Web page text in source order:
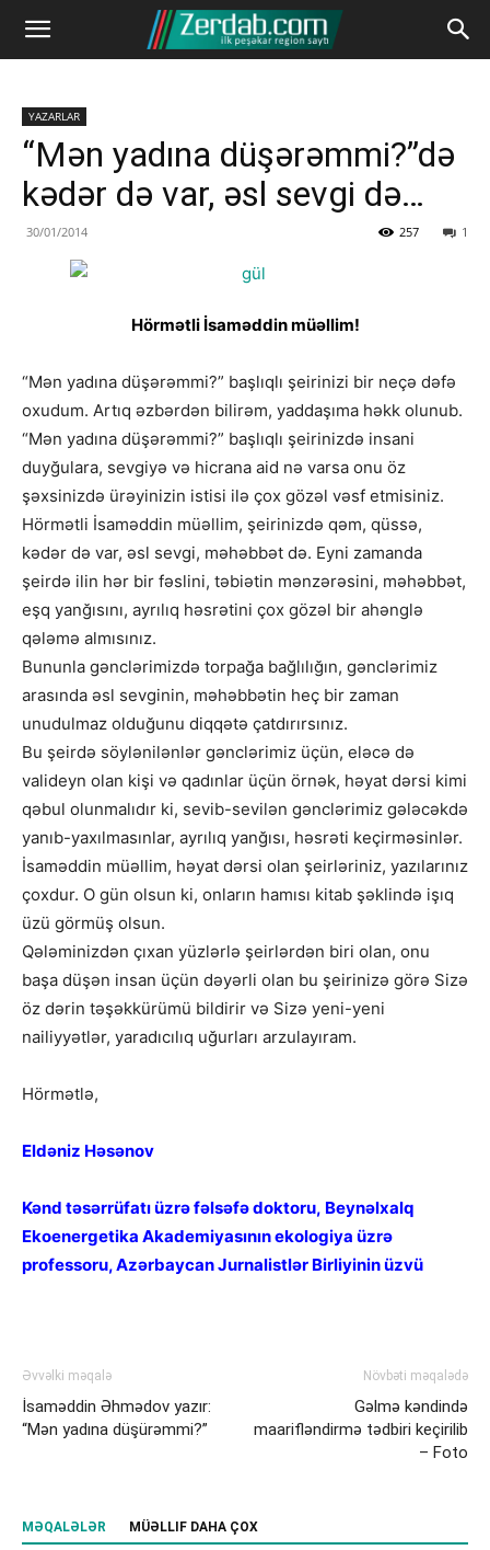
YAZARLAR
“Mən yadına düşərəmmi?”də
kədər də var, əsl sevgi də…
30/01/2014 1
257
Hörmətli İsaməddin müəllim!
“Mən yadına düşərəmmi?” başlıqlı şeirinizi bir neçə dəfə
oxudum. Artıq əzbərdən bilirəm, yaddaşıma həkk olunub.
“Mən yadına düşərəmmi?” başlıqlı şeirinizdə insani
duyğulara, sevgiyə və hicrana aid nə varsa onu öz
şəxsinizdə ürəyinizin istisi ilə çox gözəl vəsf etmisiniz.
Hörmətli İsaməddin müəllim, şeirinizdə qəm, qüssə,
kədər də var, əsl sevgi, məhəbbət də. Eyni zamanda
şeirdə ilin hər bir fəslini, təbiətin mənzərəsini, məhəbbət,
eşq yanğısını, ayrılıq həsrətini çox gözəl bir ahənglə
qələmə almısınız.
Bununla gənclərimizdə torpağa bağlılığın, gənclərimiz
arasında əsl sevginin, məhəbbətin heç bir zaman
unudulmaz olduğunu diqqətə çatdırırsınız.
Bu şeirdə söylənilənlər gənclərimiz üçün, eləcə də
valideyn olan kişi və qadınlar üçün örnək, həyat dərsi kimi
qəbul olunmalıdır ki, sevib-sevilən gənclərimiz gələcəkdə
yanıb-yaxılmasınlar, ayrılıq yanğısı, həsrəti keçirməsinlər.
İsaməddin müəllim, həyat dərsi olan şeirləriniz, yazılarınız
çoxdur. O gün olsun ki, onların hamısı kitab şəklində işıq
üzü görmüş olsun.
Qələminizdən çıxan yüzlərlə şeirlərdən biri olan, onu
başa düşən insan üçün dəyərli olan bu şeirinizə görə Sizə
öz dərin təşəkkürümü bildirir və Sizə yeni-yeni
nailiyyətlər, yaradıcılıq uğurları arzulayıram.
Hörmətlə,
Eldəniz Həsənov
Kənd təsərrüfatı üzrə fəlsəfə doktoru, Beynəlxalq
Ekoenergetika Akademiyasının ekologiya üzrə
professoru, Azərbaycan Jurnalistlər Birliyinin üzvü
Əvvəlki məqalə
İsaməddin Əhmədov yazır:
“Mən yadına düşürəmmi?”
Növbəti məqalədə
Gəlmə kəndində
maarifləndirmə tədbiri keçirilib
– Foto
MƏQALƏLƏR MÜƏLLIF DAHA ÇOX